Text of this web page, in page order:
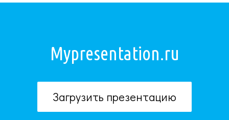
Mypresentation.ru
Загрузить презентацию